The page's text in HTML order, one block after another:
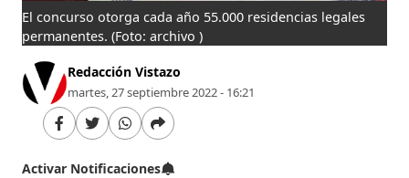
El concurso otorga cada año 55.000 residencias legales
permanentes. (Foto: archivo )
Redacción Vistazo
martes, 27 septiembre 2022 - 16:21
Activar Notificaciones